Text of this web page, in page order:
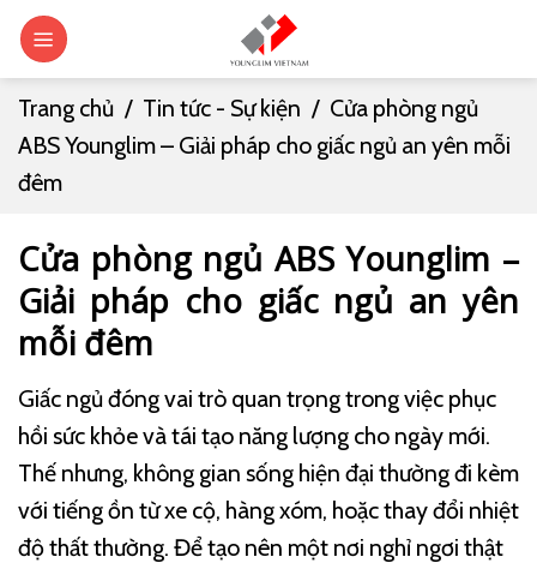
Skip
Trang chủ / Tin tức - Sự kiện / Cửa phòng ngủ
ABS Younglim – Giải pháp cho giấc ngủ an yên mỗi
đêm
Cửa phòng ngủ ABS Younglim –
Giải pháp cho giấc ngủ an yên
mỗi đêm
Giấc ngủ đóng vai trò quan trọng trong việc phục
hồi sức khỏe và tái tạo năng lượng cho ngày mới.
Thế nhưng, không gian sống hiện đại thường đi kèm
với tiếng ồn từ xe cộ, hàng xóm, hoặc thay đổi nhiệt
độ thất thường. Để tạo nên một nơi nghỉ ngơi thật